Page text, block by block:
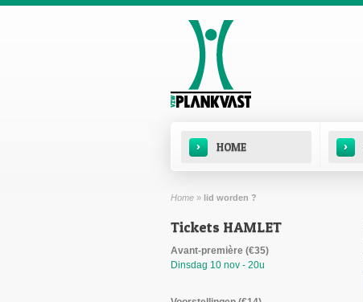
Overslaan en naar de inhoud gaan
Hoofdmenu
› HOME ›
Home » lid worden ?
Tickets HAMLET
Avant-première (€35)
Dinsdag 10 nov - 20u